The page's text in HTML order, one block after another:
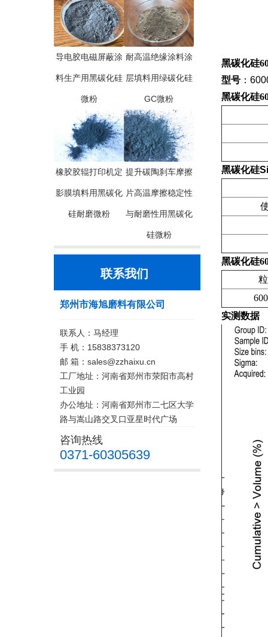
导电胶电磁屏蔽涂
料生产用黑碳化硅
微粉
耐高温绝缘涂料涂
层填料用绿碳化硅
GC微粉
橡胶胶辊打印机定
影膜填料用黑碳化
硅耐磨微粉
提升碳陶刹车摩擦
片高温摩擦稳定性
与耐磨性用黑碳化
硅微粉
联系我们
郑州市海旭磨料有限公司
联系人：马经理
手 机：15838373120
邮 箱：sales@zzhaixu.cn
工厂地址：河南省郑州市荥阳市高村
工业园
办公地址：河南省郑州市二七区大学
路与嵩山路交叉口亚星时代广场
咨询热线
0371-60305639
黑碳化硅
型号 ：
黑碳化硅
黑碳化硅
黑碳化硅
实测数据